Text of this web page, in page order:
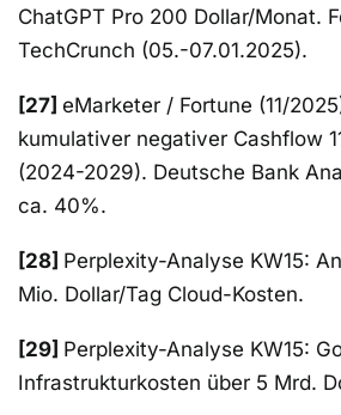
ChatGPT Pro 200 Dollar/Monat.
TechCrunch (05.-07.01.2025).
[27] eMarketer / Fortune (11/
kumulativer negativer Cashflow
(2024-2029). Deutsche Bank
ca. 40%.
[28] Perplexity-Analyse KW15:
Mio. Dollar/Tag Cloud-Kosten.
[29] Perplexity-Analyse KW15:
Infrastrukturkosten über 5 Mrd.